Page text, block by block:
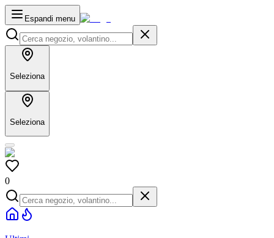
Espandi menu
Seleziona
Seleziona
0